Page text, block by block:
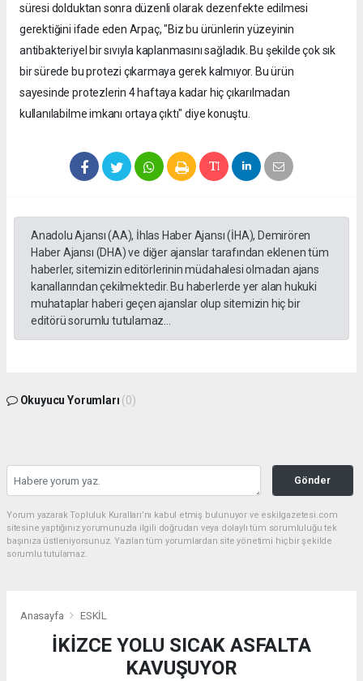
süresi dolduktan sonra düzenli olarak dezenfekte edilmesi
gerektiğini ifade eden Arpaç, "Biz bu ürünlerin yüzeyinin
antibakteriyel bir sıvıyla kaplanmasını sağladık. Bu şekilde çok sık
bir sürede bu protezi çıkarmaya gerek kalmıyor. Bu ürün
sayesinde protezlerin 4 haftaya kadar hiç çıkarılmadan
kullanılabilme imkanı ortaya çıktı" diye konuştu.
Anadolu Ajansı (AA), İhlas Haber Ajansı (İHA), Demirören
Haber Ajansı (DHA) ve diğer ajanslar tarafından eklenen tüm
haberler, sitemizin editörlerinin müdahalesi olmadan ajans
kanallarından çekilmektedir. Bu haberlerde yer alan hukuki
muhataplar haberi geçen ajanslar olup sitemizin hiç bir
editörü sorumlu tutulamaz...
Okuyucu Yorumları (0)
Gönder
Yorum yazarak Topluluk Kuralları’nı kabul etmiş bulunuyor ve eskilgazetesi.com
sitesine yaptığınız yorumunuzla ilgili doğrudan veya dolaylı tüm sorumluluğu tek
başınıza üstleniyorsunuz. Yazılan tüm yorumlardan site yönetimi hiçbir şekilde
sorumlu tutulamaz.
Anasayfa ESKİL
İKİZCE YOLU SICAK ASFALTA
KAVUŞUYOR